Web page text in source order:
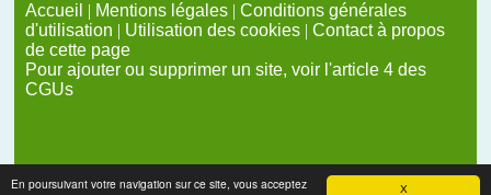
X
En poursuivant votre navigation sur ce site, vous acceptez
Accueil | Mentions légales | Conditions générales
d'utilisation | Utilisation des cookies | Contact à propos
de cette page
Pour ajouter ou supprimer un site, voir l'article 4 des
CGUs